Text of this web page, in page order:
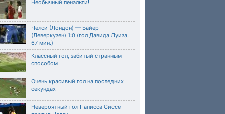
Необычный пенальти!
Челси (Лондон) — Байер
(Леверкузен) 1:0 (гол Давида Луиза,
67 мин.)
Классный гол, забитый странным
способом
Очень красивый гол на последних
секундах
Невероятный гол Паписса Сиссе